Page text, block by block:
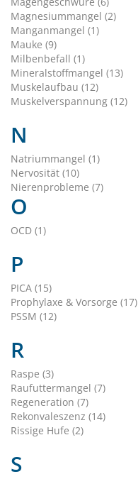
Magnesiummangel (2)
Manganmangel (1)
Mauke (9)
Milbenbefall (1)
Mineralstoffmangel (13)
Muskelaufbau (12)
Muskelverspannung (12)
N
Natriummangel (1)
Nervosität (10)
Nierenprobleme (7)
O
OCD (1)
P
PICA (15)
Prophylaxe & Vorsorge (17)
PSSM (12)
R
Raspe (3)
Raufuttermangel (7)
Regeneration (7)
Rekonvaleszenz (14)
Rissige Hufe (2)
S